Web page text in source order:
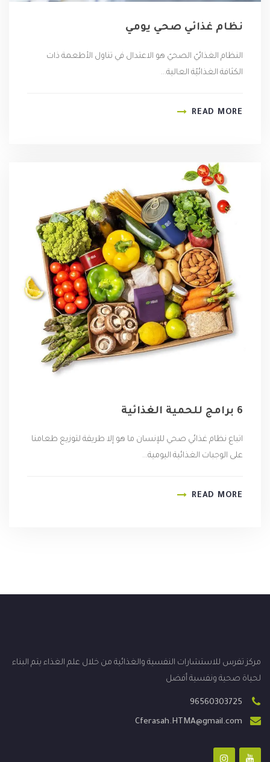
نظام غذائي صحي يومي
النظام الغذائيّ الصحيّ هو الاعتدال في تناول الأطعمة ذات
الكثافة الغذائيّة العالية...
READ MORE
6 برامج للحمية الغذائية
اتباع نظام غذائي صحي للإنسان ما هو إلا طريقة لتوزيع طعامنا
على الوجبات الغذائية اليومية...
READ MORE
مركز تفرس للاستشارات النفسية والغذائية من خلال علم الغذاء يتم البناء
لحياة صحية ونفسية أفضل
96560303725
Cferasah.HTMA@gmail.com